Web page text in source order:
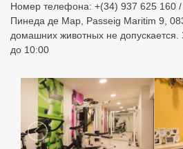
Подбор туров в
Palace